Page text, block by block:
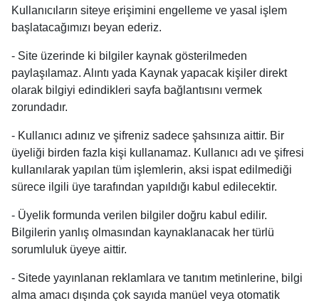
Kullanıcıların siteye erişimini engelleme ve yasal işlem
başlatacağımızı beyan ederiz.
- Site üzerinde ki bilgiler kaynak gösterilmeden
paylaşılamaz. Alıntı yada Kaynak yapacak kişiler direkt
olarak bilgiyi edindikleri sayfa bağlantısını vermek
zorundadır.
- Kullanıcı adınız ve şifreniz sadece şahsınıza aittir. Bir
üyeliği birden fazla kişi kullanamaz. Kullanıcı adı ve şifresi
kullanılarak yapılan tüm işlemlerin, aksi ispat edilmediği
sürece ilgili üye tarafından yapıldığı kabul edilecektir.
- Üyelik formunda verilen bilgiler doğru kabul edilir.
Bilgilerin yanlış olmasından kaynaklanacak her türlü
sorumluluk üyeye aittir.
- Sitede yayınlanan reklamlara ve tanıtım metinlerine, bilgi
alma amacı dışında çok sayıda manüel veya otomatik